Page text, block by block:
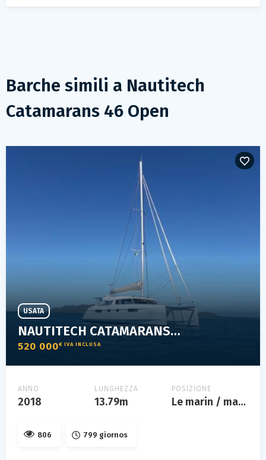
Barche simili a Nautitech
Catamarans 46 Open
NAUTITECH CATAMARANS 46 OPEN
520 000€ IVA INCLUSA
USATA
ANNO
2018
LUNGHEZZA
13.79m
POSIZIONE
Le marin / martinique
806 799 giornos